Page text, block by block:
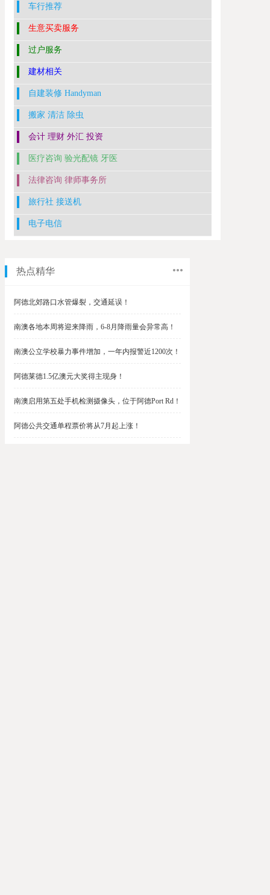
车行推荐
生意买卖服务
过户服务
建材相关
自建装修 Handyman
搬家 清洁 除虫
会计 理财 外汇 投资
医疗咨询 验光配镜 牙医
法律咨询 律师事务所
旅行社 接送机
电子电信
热点精华
阿德北郊路口水管爆裂，交通延误！
南澳各地本周将迎来降雨，6-8月降雨量会异常高！
南澳公立学校暴力事件增加，一年内报警近1200次！
阿德莱德1.5亿澳元大奖得主现身！
南澳启用第五处手机检测摄像头，位于阿德Port Rd！
阿德公共交通单程票价将从7月起上涨！